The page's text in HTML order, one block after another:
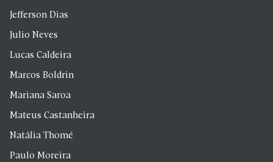
Jefferson Dias
Julio Neves
Lucas Caldeira
Marcos Boldrin
Mariana Saroa
Mateus Castanheira
Natália Thomé
Paulo Moreira